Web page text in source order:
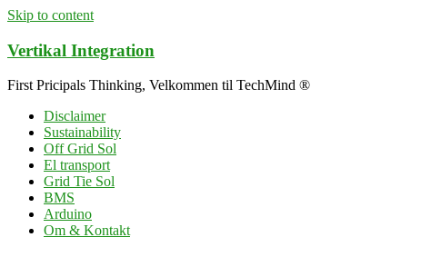
Skip to content
Vertikal Integration
First Pricipals Thinking, Velkommen til TechMind ®
Disclaimer
Sustainability
Off Grid Sol
El transport
Grid Tie Sol
BMS
Arduino
Om & Kontakt